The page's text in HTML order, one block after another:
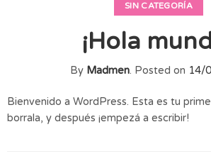
SIN CATEGORÍA
¡Hola
By Madmen. Posted on 14/
Bienvenido a WordPress. Esta es tu
borrala, y después ¡empezá a escribir!